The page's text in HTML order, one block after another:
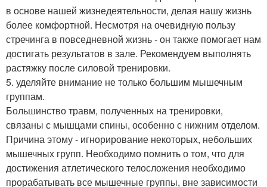
в основе нашей жизнедеятельности, делая нашу жизнь
более комфортной. Несмотря на очевидную пользу
стречинга в повседневной жизнь - он также помогает нам
достигать результатов в зале. Рекомендуем выполнять
растяжку после силовой тренировки.
5. уделяйте внимание не только большим мышечным
группам.
Большинство травм, полученных на тренировки,
связаны с мышцами спины, особенно с нижним отделом.
Причина этому - игнорирование некоторых, небольших
мышечных групп. Необходимо помнить о том, что для
достижения атлетического телосложения необходимо
прорабатывать все мышечные группы, вне зависимости